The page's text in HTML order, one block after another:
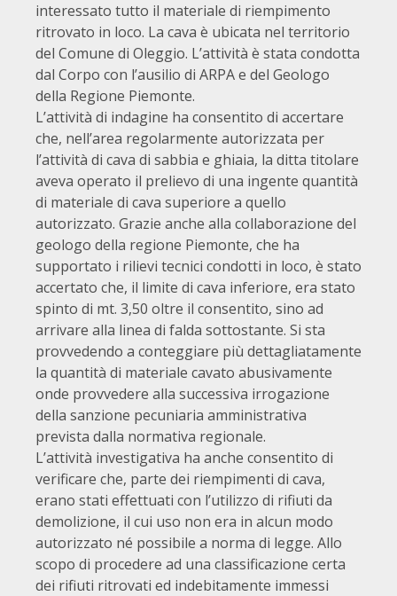
interessato tutto il materiale di riempimento
ritrovato in loco. La cava è ubicata nel territorio
del Comune di Oleggio. L’attività è stata condotta
dal Corpo con l’ausilio di ARPA e del Geologo
della Regione Piemonte.
L’attività di indagine ha consentito di accertare
che, nell’area regolarmente autorizzata per
l’attività di cava di sabbia e ghiaia, la ditta titolare
aveva operato il prelievo di una ingente quantità
di materiale di cava superiore a quello
autorizzato. Grazie anche alla collaborazione del
geologo della regione Piemonte, che ha
supportato i rilievi tecnici condotti in loco, è stato
accertato che, il limite di cava inferiore, era stato
spinto di mt. 3,50 oltre il consentito, sino ad
arrivare alla linea di falda sottostante. Si sta
provvedendo a conteggiare più dettagliatamente
la quantità di materiale cavato abusivamente
onde provvedere alla successiva irrogazione
della sanzione pecuniaria amministrativa
prevista dalla normativa regionale.
L’attività investigativa ha anche consentito di
verificare che, parte dei riempimenti di cava,
erano stati effettuati con l’utilizzo di rifiuti da
demolizione, il cui uso non era in alcun modo
autorizzato né possibile a norma di legge. Allo
scopo di procedere ad una classificazione certa
dei rifiuti ritrovati ed indebitamente immessi